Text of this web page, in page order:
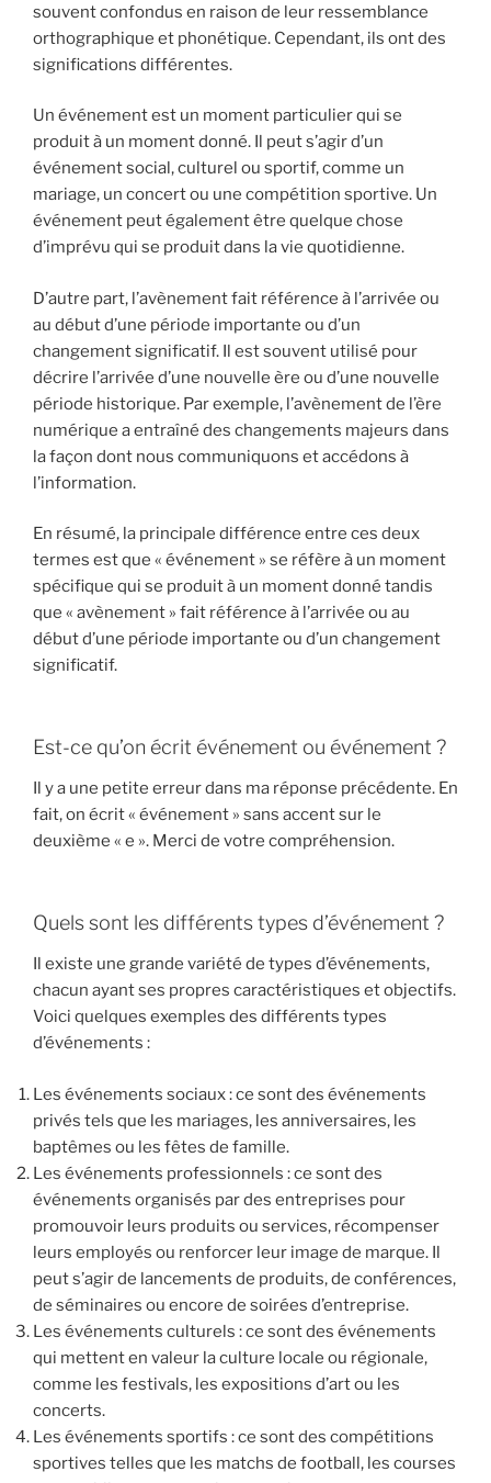
souvent confondus en raison de leur ressemblance
orthographique et phonétique. Cependant, ils ont des
significations différentes.
Un événement est un moment particulier qui se
produit à un moment donné. Il peut s’agir d’un
événement social, culturel ou sportif, comme un
mariage, un concert ou une compétition sportive. Un
événement peut également être quelque chose
d’imprévu qui se produit dans la vie quotidienne.
D’autre part, l’avènement fait référence à l’arrivée ou
au début d’une période importante ou d’un
changement significatif. Il est souvent utilisé pour
décrire l’arrivée d’une nouvelle ère ou d’une nouvelle
période historique. Par exemple, l’avènement de l’ère
numérique a entraîné des changements majeurs dans
la façon dont nous communiquons et accédons à
l’information.
En résumé, la principale différence entre ces deux
termes est que « événement » se réfère à un moment
spécifique qui se produit à un moment donné tandis
que « avènement » fait référence à l’arrivée ou au
début d’une période importante ou d’un changement
significatif.
Est-ce qu’on écrit événement ou événement ?
Il y a une petite erreur dans ma réponse précédente. En
fait, on écrit « événement » sans accent sur le
deuxième « e ». Merci de votre compréhension.
Quels sont les différents types d’événement ?
Il existe une grande variété de types d’événements,
chacun ayant ses propres caractéristiques et objectifs.
Voici quelques exemples des différents types
d’événements :
Les événements sociaux : ce sont des événements
privés tels que les mariages, les anniversaires, les
baptêmes ou les fêtes de famille.
Les événements professionnels : ce sont des
événements organisés par des entreprises pour
promouvoir leurs produits ou services, récompenser
leurs employés ou renforcer leur image de marque. Il
peut s’agir de lancements de produits, de conférences,
de séminaires ou encore de soirées d’entreprise.
Les événements culturels : ce sont des événements
qui mettent en valeur la culture locale ou régionale,
comme les festivals, les expositions d’art ou les
concerts.
Les événements sportifs : ce sont des compétitions
sportives telles que les matchs de football, les courses